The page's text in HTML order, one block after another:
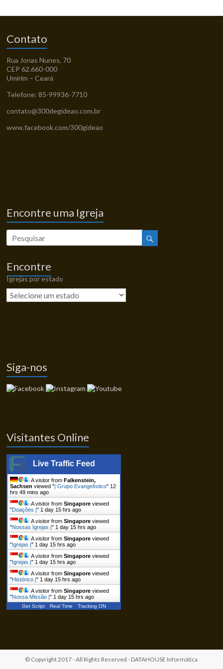
Contato
Rua Jonas Nunes, 70
CEP 62.660-000
Umirim – Ceará
Telefone: 85-99936-7710
contato@300degideao.com.br
www.facebook.com/300gideao
Encontre uma Igreja
Encontre
Igrejas por estado
Siga-nos
Visitantes Online
Live Traffic Feed
A visitor fromFalkenstein,
Sachsen viewed "| Grupo Evangelístico" 12
hrs 49 mins ago
A visitor fromSingapore viewed
"Doações |" 1 day 15 hrs ago
A visitor fromSingapore viewed
"Nossas Igrejas |" 1 day 15 hrs ago
A visitor fromSingapore viewed
"Igrejas |" 1 day 15 hrs ago
A visitor fromSingapore viewed
"Igrejas |" 1 day 15 hrs ago
A visitor fromSingapore viewed
"Histórico |" 1 day 15 hrs ago
A visitor fromSingapore viewed
"Nossa Missão |" 1 day 15 hrs ago
Get Script Real Time Tracking ON
© Copyright 2017 - All Rights Reserved - DATAHOUSE Informática